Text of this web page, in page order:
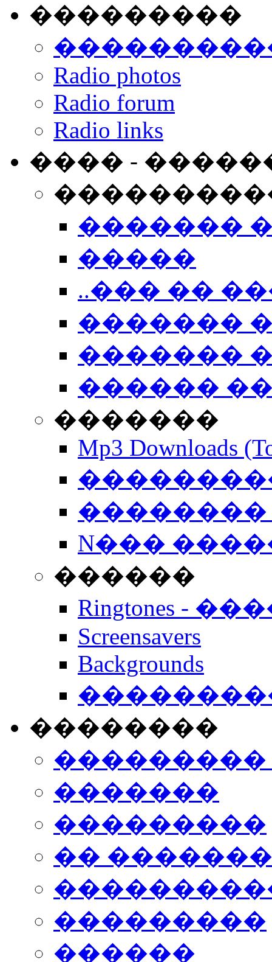
���������
Radio photos
Radio forum
Radio links
���� -
�������
�����
..��� ��
�������
�������
������
�������
Mp3 Downloads
��������
N���
������
Ringtones -
Screensavers
Backgrounds
��������
���������
�������
���������
��
���������
������